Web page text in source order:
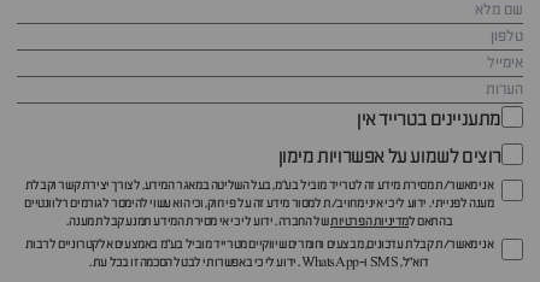
מתעניינים בטרייד אין
רוצים לשמוע על אפשרויות מימון
אני מאשר/ת מסירת מידע זה לטרייד מוביל בע"מ, בעל השליטה במאגר המידע, לצורך יצירת קשר וקבלת
מענה לפנייתי. ידוע לי כי איני מחויב/ת למסור מידע זה על פי חוק, וכי הוא עשוי להימסר לגורמים רלוונטיים
בהתאם למדיניות הפרטיותשל החברה. ידוע לי כי אי מסירת המידע תמנע קבלת מענה.
אני מאשר/ת קבלת עדכונים, מבצעים וחומרים שיווקיים מטרייד מוביל בע"מ באמצעים אלקטרוניים לרבות
דוא״ל, SMS ו-WhatsApp. ידוע לי כי באפשרותי לבטל הסכמה זו בכל עת.